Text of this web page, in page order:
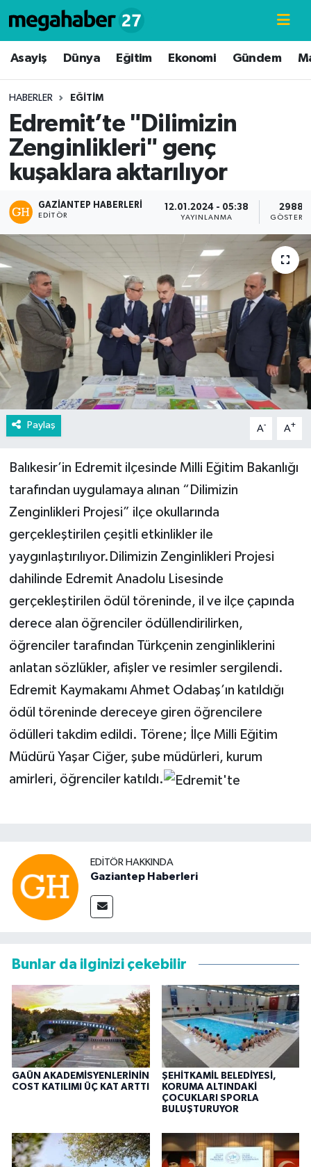
Asayiş Dünya Eğitim Ekonomi Gündem
HABERLER EĞITIM
Edremit’te "Dilimizin
Zenginlikleri" genç
kuşaklara aktarılıyor
GAZIANTEP HABERLERI
EDITÖR
12.01.2024 - 05:38
YAYINLANMA
2988
Paylaş A- A+
Balıkesir’in Edremit ilçesinde Milli Eğitim Bakanlığı
tarafından uygulamaya alınan “Dilimizin
Zenginlikleri Projesi” ilçe okullarında
gerçekleştirilen çeşitli etkinlikler ile
yaygınlaştırılıyor.Dilimizin Zenginlikleri Projesi
dahilinde Edremit Anadolu Lisesinde
gerçekleştirilen ödül töreninde, il ve ilçe çapında
derece alan öğrenciler ödüllendirilirken,
öğrenciler tarafından Türkçenin zenginliklerini
anlatan sözlükler, afişler ve resimler sergilendi.
Edremit Kaymakamı Ahmet Odabaş’ın katıldığı
ödül töreninde dereceye giren öğrencilere
ödülleri takdim edildi. Törene; İlçe Milli Eğitim
Müdürü Yaşar Ciğer, şube müdürleri, kurum
amirleri, öğrenciler katıldı.
EDITÖR HAKKINDA
Gaziantep Haberleri
Bunlar da ilginizi çekebilir
GAÜN AKADEMİSYENLERİNİN
COST KATILIMI ÜÇ KAT ARTTI
ŞEHİTKAMİL BELEDİYESİ,
KORUMA ALTINDAKİ
ÇOCUKLARI SPORLA
BULUŞTURUYOR
Hava Durumu
Süper Lig Puan Durumu ve Fikstür
Tüm Manşetler